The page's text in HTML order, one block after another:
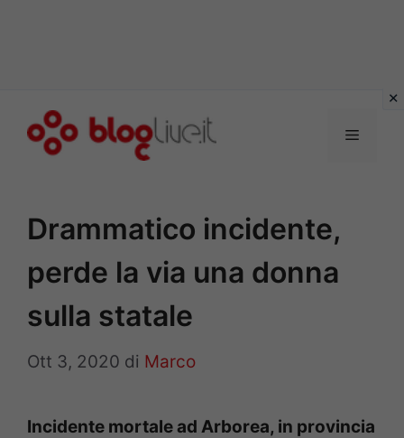
Menu
Drammatico incidente,
perde la via una donna
sulla statale
Ott 3, 2020 di Marco
Incidente mortale ad Arborea, in provincia